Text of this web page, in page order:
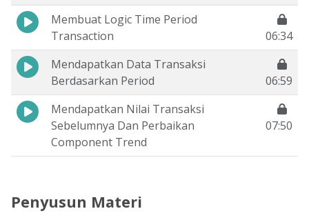
Membuat Logic Time Period
Transaction
06:34
Mendapatkan Data Transaksi
Berdasarkan Period
06:59
Mendapatkan Nilai Transaksi
Sebelumnya Dan Perbaikan
Component Trend
07:50
Penyusun Materi